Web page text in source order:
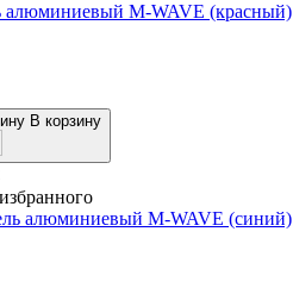
алюминиевый M-WAVE (красный)
В корзину